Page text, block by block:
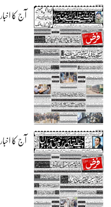
آج کا اخبار05-08-2026
آج کا اخبار04-08-2026